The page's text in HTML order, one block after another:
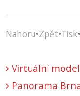
Nahoru•Zpět•Tisk•
Virtuální
Panorama